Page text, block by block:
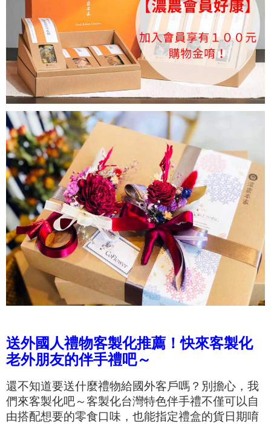
送外國人禮物客製化推薦！快來客製化
老外朋友的伴手禮吧～
還不知道要送什麼禮物給國外客戶嗎？別擔心，我
們來客製化吧～客製化台灣特色伴手禮不僅可以自
由搭配想要的零食口味，也能指定禮盒的貨日期唷